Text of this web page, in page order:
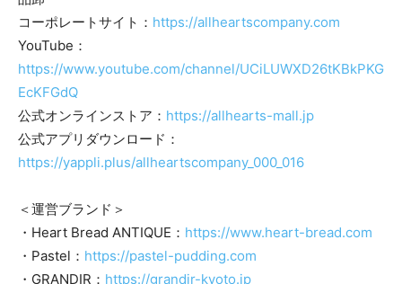
コーポレートサイト： https://allheartscompany.com
YouTube：
https://www.youtube.com/channel/UCiLUWXD26tKBkPKG
EcKFGdQ
公式オンラインストア： https://allhearts-mall.jp
公式アプリダウンロード：
https://yappli.plus/allheartscompany_000_016
＜運営ブランド＞
・Heart Bread ANTIQUE： https://www.heart-bread.com
・Pastel： https://pastel-pudding.com
・GRANDIR： https://grandir-kyoto.jp